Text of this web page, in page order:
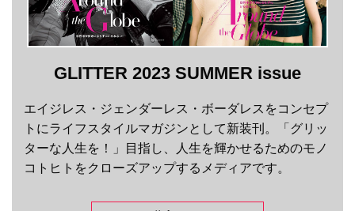
GLITTER 2023 SUMMER issue
エイジレス・ジェンダーレス・ボーダレスをコンセプ
トにライフスタイルマガジンとして新装刊。「グリッ
ターな人生を！」目指し、人生を輝かせるためのモノ
コトヒトをクローズアップするメディアです。